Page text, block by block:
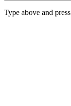
Type above and press